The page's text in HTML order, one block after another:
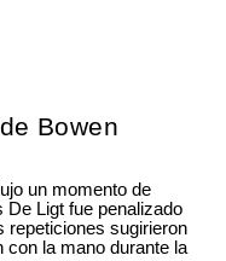
Bowen
un momento de
De Ligt fue penalizado
repeticiones sugirieron
con la mano durante la